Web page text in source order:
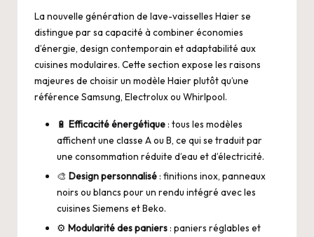
La nouvelle génération de lave-vaisselles Haier se
distingue par sa capacité à combiner économies
d’énergie, design contemporain et adaptabilité aux
cuisines modulaires. Cette section expose les raisons
majeures de choisir un modèle Haier plutôt qu’une
référence Samsung, Electrolux ou Whirlpool.
🔋 Efficacité énergétique: tous les modèles
affichent une classe A ou B, ce qui se traduit par
une consommation réduite d’eau et d’électricité.
🎨 Design personnalisé: finitions inox, panneaux
noirs ou blancs pour un rendu intégré avec les
cuisines Siemens et Beko.
⚙️ Modularité des paniers: paniers réglables et